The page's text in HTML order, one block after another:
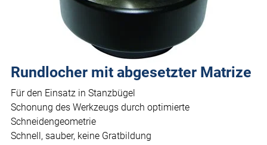
Rundlocher mit abgesetzter Matrize
Für den Einsatz in Stanzbügel
Schonung des Werkzeugs durch optimierte
Schneidengeometrie
Schnell, sauber, keine Gratbildung